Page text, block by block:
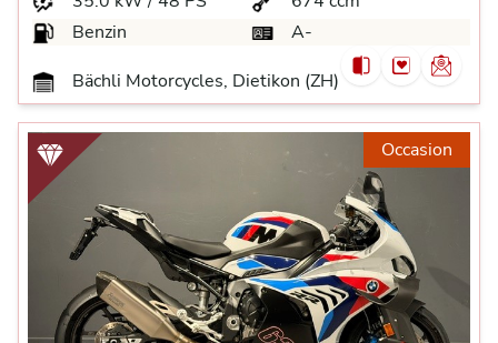
Benzin
A-
Bächli Motorcycles, Dietikon (ZH)
Occasion